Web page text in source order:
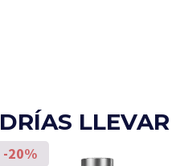
LLEVAR
-20%